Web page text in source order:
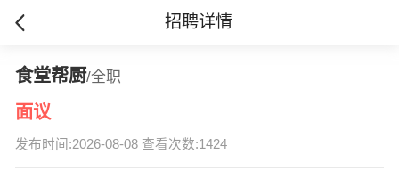
招聘详情
食堂帮厨/全职
面议
发布时间:2026-08-08 查看次数:1424